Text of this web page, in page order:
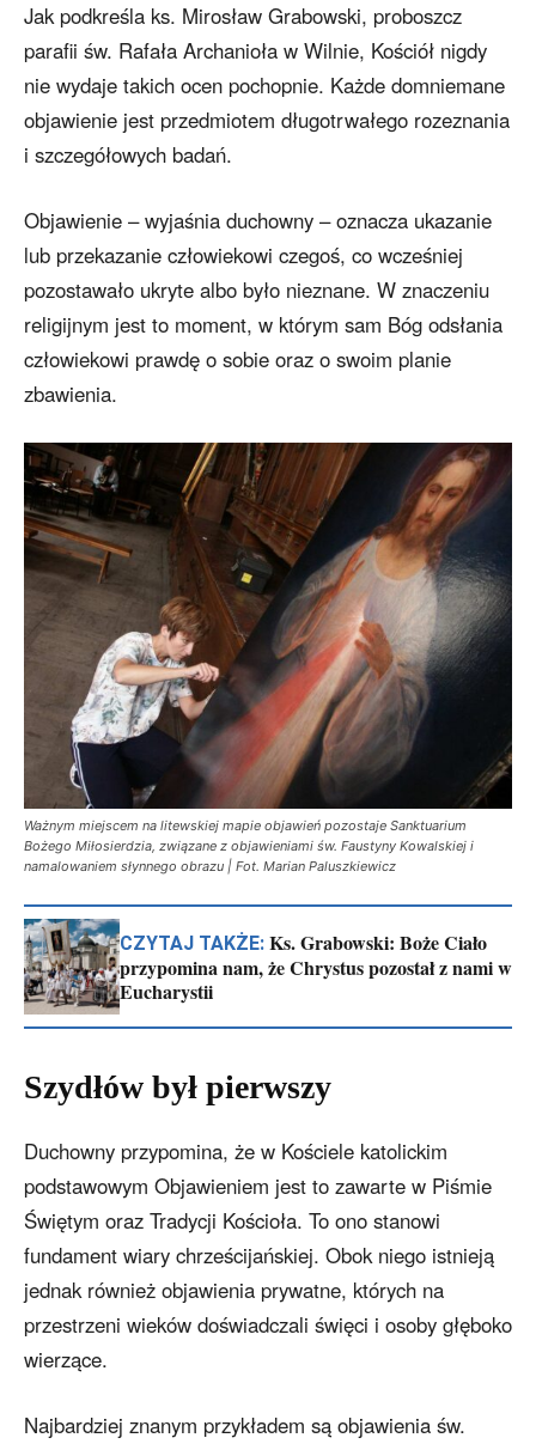
Jak podkreśla ks. Mirosław Grabowski, proboszcz
parafii św. Rafała Archanioła w Wilnie, Kościół nigdy
nie wydaje takich ocen pochopnie. Każde domniemane
objawienie jest przedmiotem długotrwałego rozeznania
i szczegółowych badań.
Objawienie – wyjaśnia duchowny – oznacza ukazanie
lub przekazanie człowiekowi czegoś, co wcześniej
pozostawało ukryte albo było nieznane. W znaczeniu
religijnym jest to moment, w którym sam Bóg odsłania
człowiekowi prawdę o sobie oraz o swoim planie
zbawienia.
Ważnym miejscem na litewskiej mapie objawień pozostaje Sanktuarium
Bożego Miłosierdzia, związane z objawieniami św. Faustyny Kowalskiej i
namalowaniem słynnego obrazu | Fot. Marian Paluszkiewicz
CZYTAJ TAKŻE: Ks. Grabowski: Boże Ciało
przypomina nam, że Chrystus pozostał z nami w
Eucharystii
Szydłów był pierwszy
Duchowny przypomina, że w Kościele katolickim
podstawowym Objawieniem jest to zawarte w Piśmie
Świętym oraz Tradycji Kościoła. To ono stanowi
fundament wiary chrześcijańskiej. Obok niego istnieją
jednak również objawienia prywatne, których na
przestrzeni wieków doświadczali święci i osoby głęboko
wierzące.
Najbardziej znanym przykładem są objawienia św.